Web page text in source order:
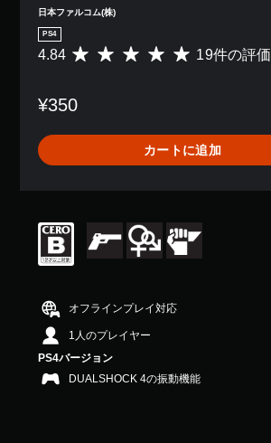
日本ファルコム(株)
PS4
評
は
9
、
平
は
段
中
の
8
4
4.84 19件の評価
¥350
カートに追加
オフラインプレイ対応
1人のプレイヤー
PS4バージョン
DUALSHOCK 4の振動機能